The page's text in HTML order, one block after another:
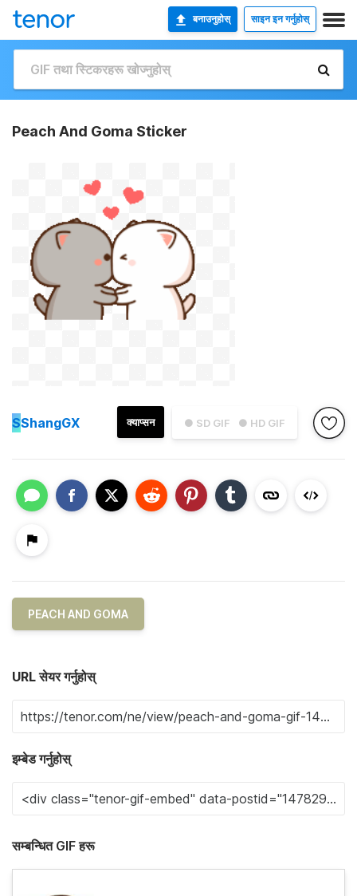
बनाउनुहोस् साइन इन गर्नुहोस्
Peach And Goma Sticker
● SD GIF ● HD GIF
क्याप्सन
SShangGX
PEACH AND GOMA
URL सेयर गर्नुहोस्
इम्बेड गर्नुहोस्
सम्बन्धित GIF हरू